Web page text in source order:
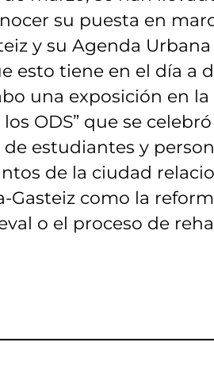
su puesta en
y su Agenda
esto tiene en el día a
una exposición en la
ODS” que se
estudiantes y
de la ciudad
como la
o el proceso de